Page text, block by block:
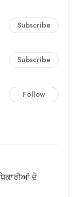
Subscribe
Subscribe
Follow
ਦੇ